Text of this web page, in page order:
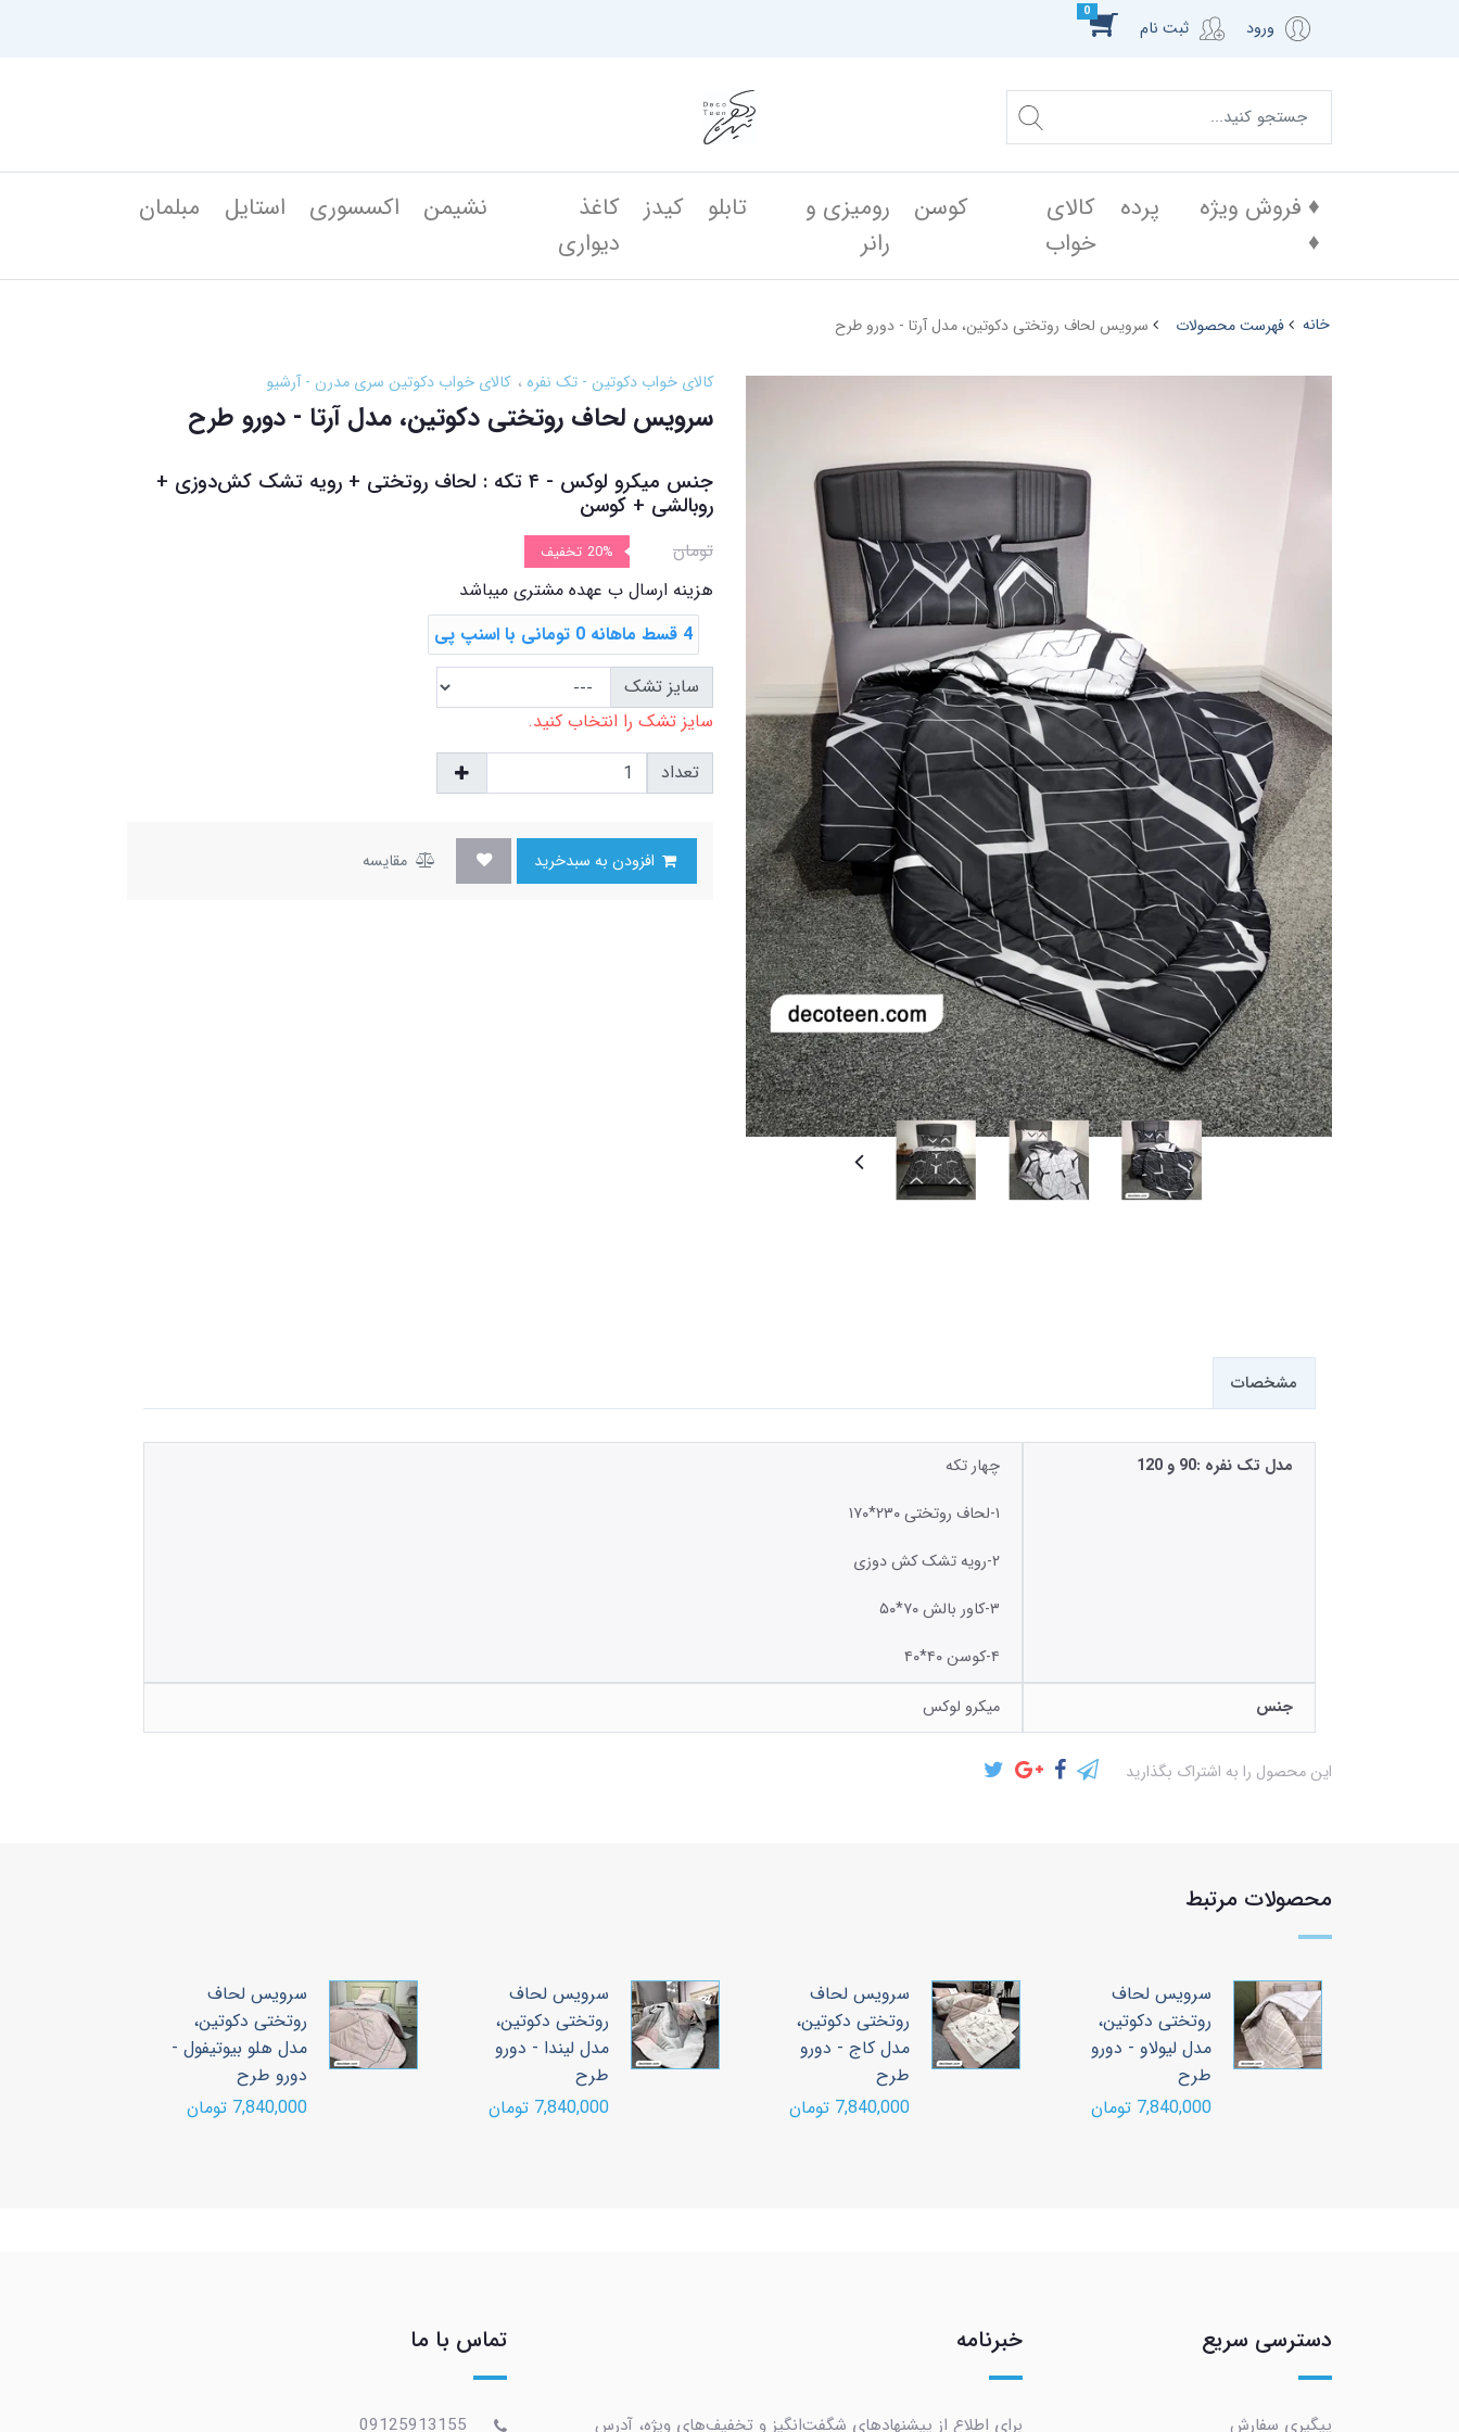
ورود ثبت نام
0
♦️ فروش ویژه
♦️
پرده
کالای
خواب
کوسن
رومیزی و
رانر
تابلو کیدز
کاغذ
دیواری
نشیمن اکسسوری استایل مبلمان
خانه فهرست محصولات سرویس لحاف روتختی دکوتین، مدل آرتا - دورو طرح
کالای خواب دکوتین - تک نفره کالای خواب دکوتین سری مدرن - آرشیو
سرویس لحاف روتختی دکوتین، مدل آرتا - دورو طرح
جنس میکرو لوکس - ۴ تکه : لحاف روتختی + رویه تشک ‌کش‌دوزی +
روبالشی + کوسن
تومان 20% تخفیف
هزینه ارسال ب عهده مشتری میباشد
4 قسط ماهانه 0 تومانی با اسنپ ‌پی
سایز تشک
سایز تشک را انتخاب کنید.
تعداد
مقایسه
مشخصات
مدل تک نفره :90 و 120
چهار تکه
۱-لحاف روتختی ۲۳۰*۱۷۰
۲-رویه تشک کش دوزی
۳-کاور بالش ۷۰*۵۰
۴-کوسن ۴۰*۴۰
جنس
میکرو لوکس
این محصول را به اشتراک بگذارید
محصولات مرتبط
سرویس لحاف
روتختی دکوتین،
مدل لیولاو - دورو
طرح
7,840,000 تومان
سرویس لحاف
روتختی دکوتین،
مدل کاج - دورو
طرح
7,840,000 تومان
سرویس لحاف
روتختی دکوتین،
مدل ليندا - دورو
طرح
7,840,000 تومان
سرویس لحاف
روتختی دکوتین،
مدل هلو بیوتیفول -
دورو طرح
7,840,000 تومان
دسترسی سریع
پیگیری سفارش
خبرنامه
برای اطلاع از پیشنهادهای شگفت‌انگیز و تخفیف‌های ویژه، آدرس
تماس با ما